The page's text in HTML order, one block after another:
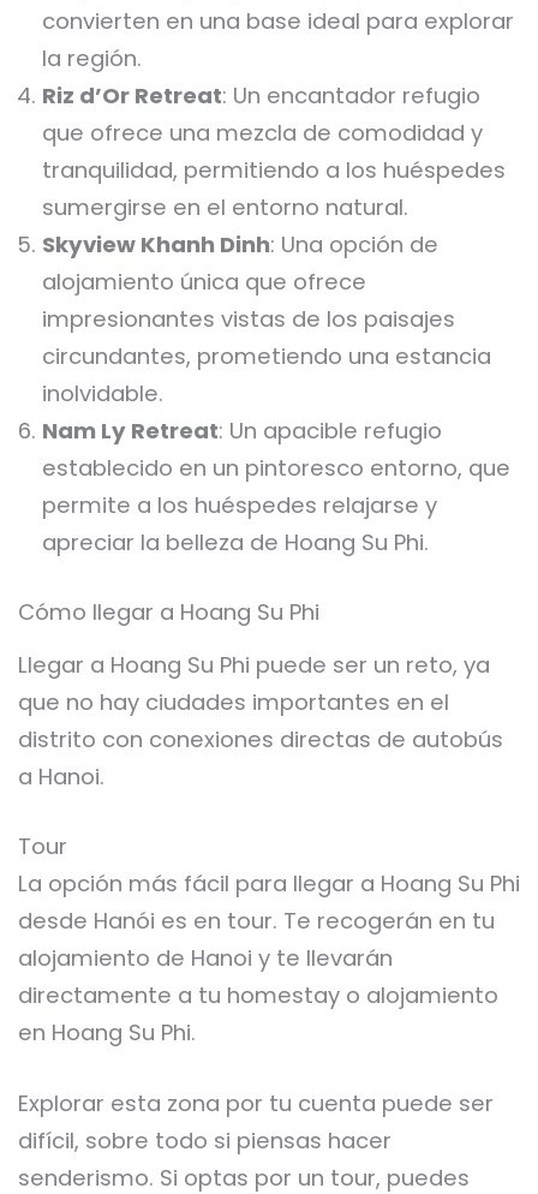
convierten en una base ideal para explorar
la región.
Riz d’Or Retreat: Un encantador refugio
que ofrece una mezcla de comodidad y
tranquilidad, permitiendo a los huéspedes
sumergirse en el entorno natural.
Skyview Khanh Dinh: Una opción de
alojamiento única que ofrece
impresionantes vistas de los paisajes
circundantes, prometiendo una estancia
inolvidable.
Nam Ly Retreat: Un apacible refugio
establecido en un pintoresco entorno, que
permite a los huéspedes relajarse y
apreciar la belleza de Hoang Su Phi.
Cómo llegar a Hoang Su Phi
Llegar a Hoang Su Phi puede ser un reto, ya
que no hay ciudades importantes en el
distrito con conexiones directas de autobús
a Hanoi.
Tour
La opción más fácil para llegar a Hoang Su Phi
desde Hanói es en tour. Te recogerán en tu
alojamiento de Hanoi y te llevarán
directamente a tu homestay o alojamiento
en Hoang Su Phi.
Explorar esta zona por tu cuenta puede ser
difícil, sobre todo si piensas hacer
senderismo. Si optas por un tour, puedes